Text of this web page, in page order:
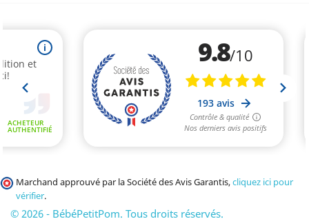
Marchand approuvé par la Société des Avis Garantis,cliquez ici pour
vérifier.
© 2026 - BébéPetitPom. Tous droits réservés.